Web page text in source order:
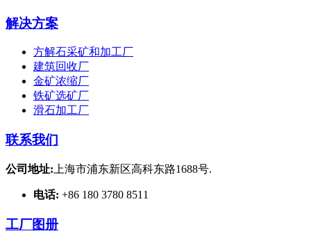
解决方案
方解石采矿和加工厂
建筑回收厂
金矿浓缩厂
铁矿选矿厂
滑石加工厂
联系我们
公司地址: 上海市浦东新区高科东路1688号.
电话: +86 180 3780 8511
工厂图册